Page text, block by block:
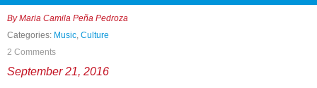
ByMaria Camila Peña Pedroza
Categories: Music, Culture
2 Comments
September 21, 2016